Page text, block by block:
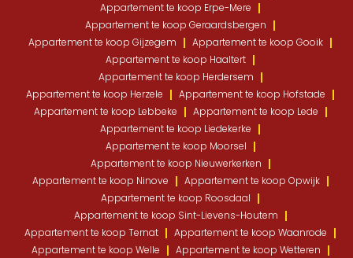
Appartement te koop Erpe-Mere
Appartement te koop Geraardsbergen
Appartement te koop Gijzegem
Appartement te koop Gooik
Appartement te koop Haaltert
Appartement te koop Herdersem
Appartement te koop Herzele
Appartement te koop Hofstade
Appartement te koop Lebbeke
Appartement te koop Lede
Appartement te koop Liedekerke
Appartement te koop Moorsel
Appartement te koop Nieuwerkerken
Appartement te koop Ninove
Appartement te koop Opwijk
Appartement te koop Roosdaal
Appartement te koop Sint-Lievens-Houtem
Appartement te koop Ternat
Appartement te koop Waanrode
Appartement te koop Welle
Appartement te koop Wetteren